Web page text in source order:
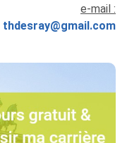
e-mail :
thdesray@gmail.com